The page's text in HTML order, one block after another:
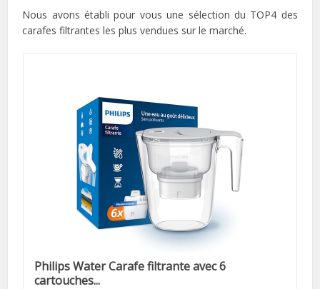
Nous avons établi pour vous une sélection du TOP4 des
carafes filtrantes les plus vendues sur le marché.
Philips Water Carafe filtrante avec 6
cartouches...